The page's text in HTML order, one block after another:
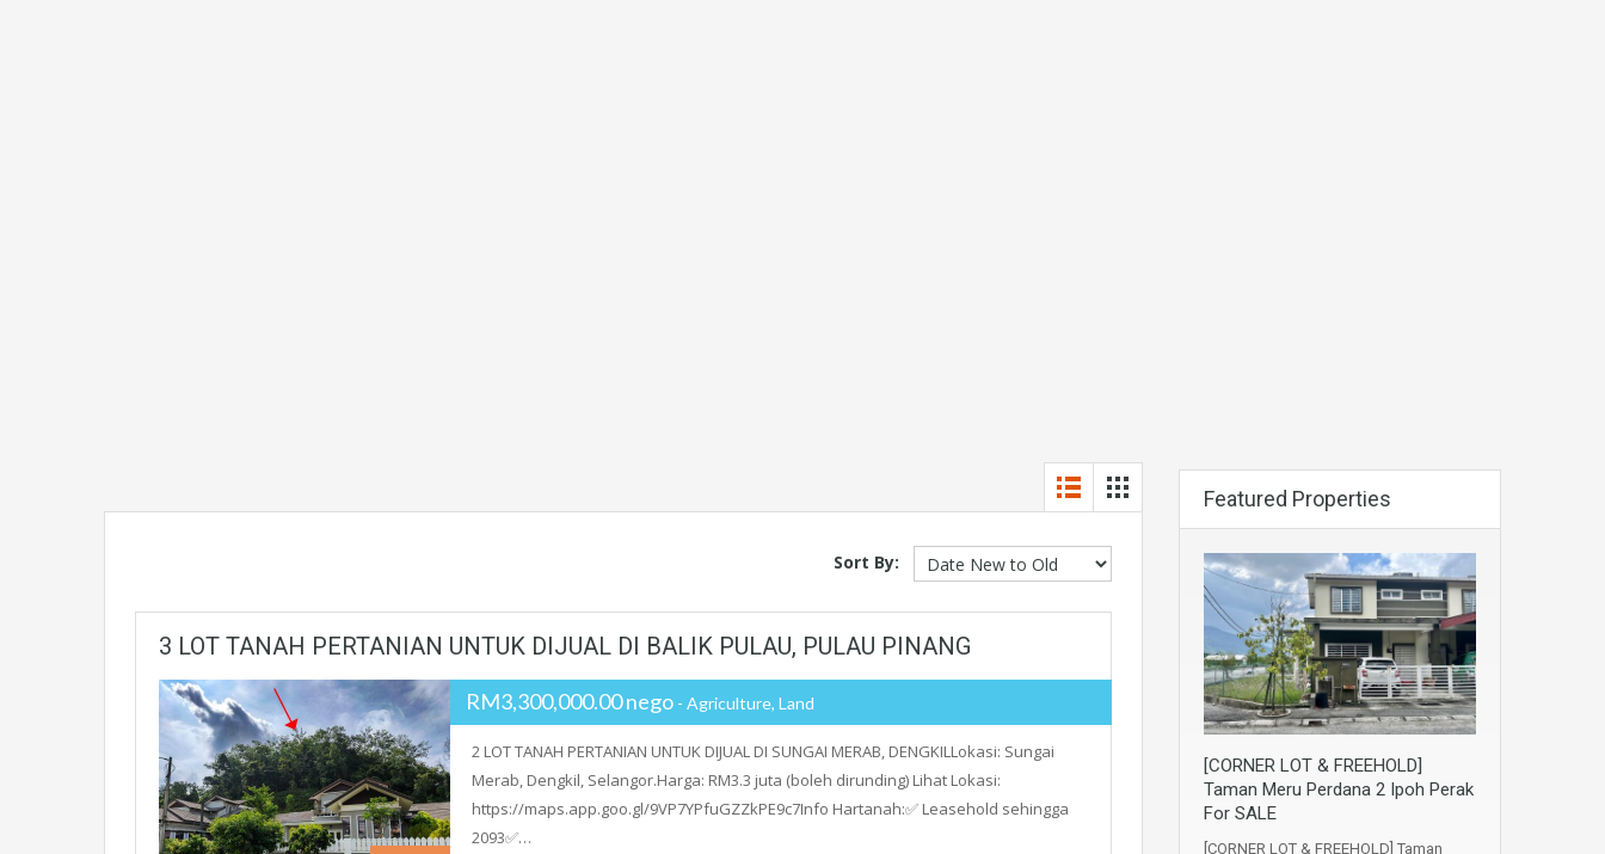
Sort By:
3 LOT TANAH PERTANIAN UNTUK DIJUAL DI BALIK PULAU, PULAU PINANG
RM3,300,000.00 nego - Agriculture, Land
2 LOT TANAH PERTANIAN UNTUK DIJUAL DI SUNGAI MERAB, DENGKILLokasi: Sungai
Merab, Dengkil, Selangor.Harga: RM3.3 juta (boleh dirunding) Lihat Lokasi:
https://maps.app.goo.gl/9VP7YPfuGZZkPE9c7Info Hartanah:✅ Leasehold sehingga
2093✅…
Featured Properties
[CORNER LOT & FREEHOLD]
Taman Meru Perdana 2 Ipoh Perak
For SALE
[CORNER LOT & FREEHOLD] Taman